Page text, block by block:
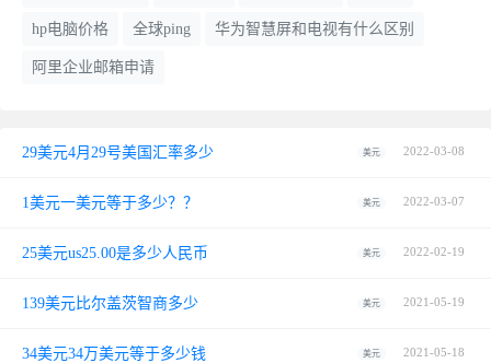
hp电脑价格 全球ping 华为智慧屏和电视有什么区别
阿里企业邮箱申请
29美元4月29号美国汇率多少 美元 2022-03-08
1美元一美元等于多少？？ 美元 2022-03-07
25美元us25.00是多少人民币 美元 2022-02-19
139美元比尔盖茨智商多少 美元 2021-05-19
34美元34万美元等于多少钱 美元 2021-05-18